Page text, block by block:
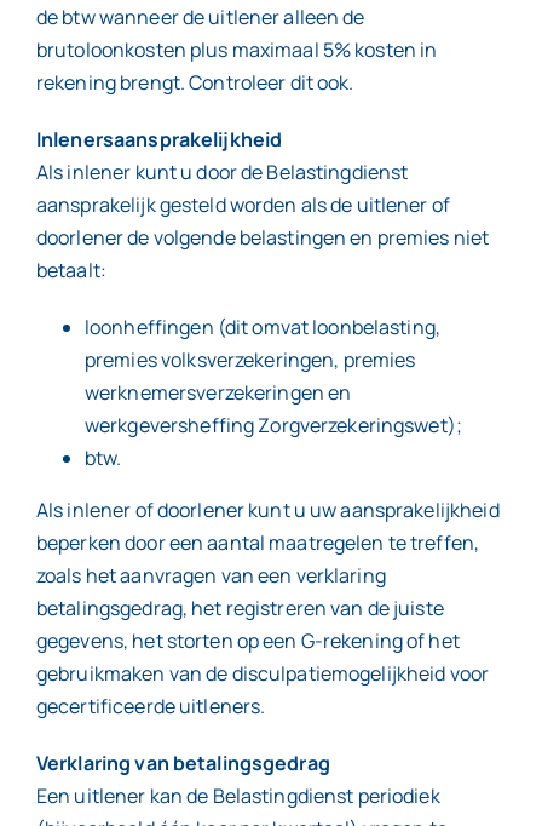
de btw wanneer de uitlener alleen de
brutoloonkosten plus maximaal 5% kosten in
rekening brengt. Controleer dit ook.
Inlenersaansprakelijkheid
Als inlener kunt u door de Belastingdienst
aansprakelijk gesteld worden als de uitlener of
doorlener de volgende belastingen en premies niet
betaalt:
loonheffingen (dit omvat loonbelasting,
premies volksverzekeringen, premies
werknemersverzekeringen en
werkgeversheffing Zorgverzekeringswet);
btw.
Als inlener of doorlener kunt u uw aansprakelijkheid
beperken door een aantal maatregelen te treffen,
zoals het aanvragen van een verklaring
betalingsgedrag, het registreren van de juiste
gegevens, het storten op een G-rekening of het
gebruikmaken van de disculpatiemogelijkheid voor
gecertificeerde uitleners.
Verklaring van betalingsgedrag
Een uitlener kan de Belastingdienst periodiek